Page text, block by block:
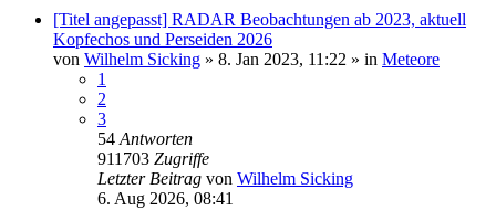
[Titel angepasst] RADAR Beobachtungen ab 2023, aktuell
Kopfechos und Perseiden 2026
von Wilhelm Sicking » 8. Jan 2023, 11:22 » in Meteore
1
2
3
54 Antworten
911703 Zugriffe
Letzter Beitrag von Wilhelm Sicking
6. Aug 2026, 08:41